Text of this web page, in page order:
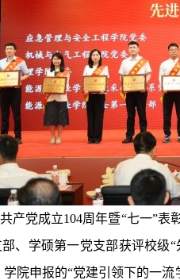
产党成立104周年暨“七一”表
、 学硕第一党支部获评校级“
学院申报的“党建引领下的一